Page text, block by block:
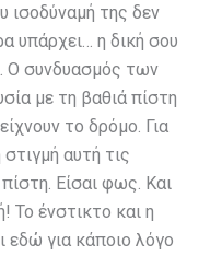
ισοδύναμή της δεν
υπάρχει… η δική σου
Ο συνδυασμός των
με τη βαθιά πίστη
το δρόμο. Για
αυτή τις
Είσαι φως. Και
Το ένστικτο και η
εδώ για κάποιο λόγο